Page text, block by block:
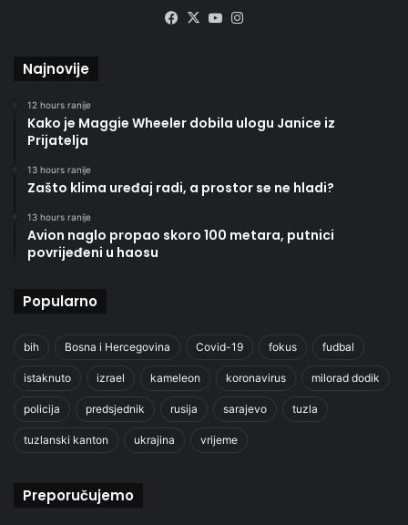
Facebook
X YouTube
Najnovije
12 hours ranije
Kako je Maggie Wheeler dobila ulogu Janice iz
Prijatelja
13 hours ranije
Zašto klima uređaj radi, a prostor se ne hladi?
13 hours ranije
Avion naglo propao skoro 100 metara, putnici
povrijeđeni u haosu
Popularno
bih Bosna i Hercegovina Covid-19 fokus fudbal
istaknuto izrael kameleon koronavirus milorad dodik
policija predsjednik rusija sarajevo tuzla
tuzlanski kanton ukrajina vrijeme
Preporučujemo